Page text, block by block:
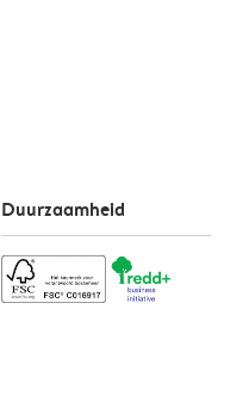
Duurzaamheid